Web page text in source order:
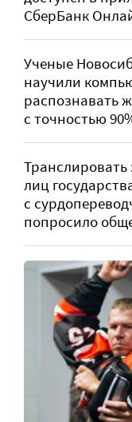
СберБанк
Ученые
научили
распознавать
с точностью
лиц
с
попросило